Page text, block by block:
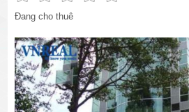
Đang cho thuê